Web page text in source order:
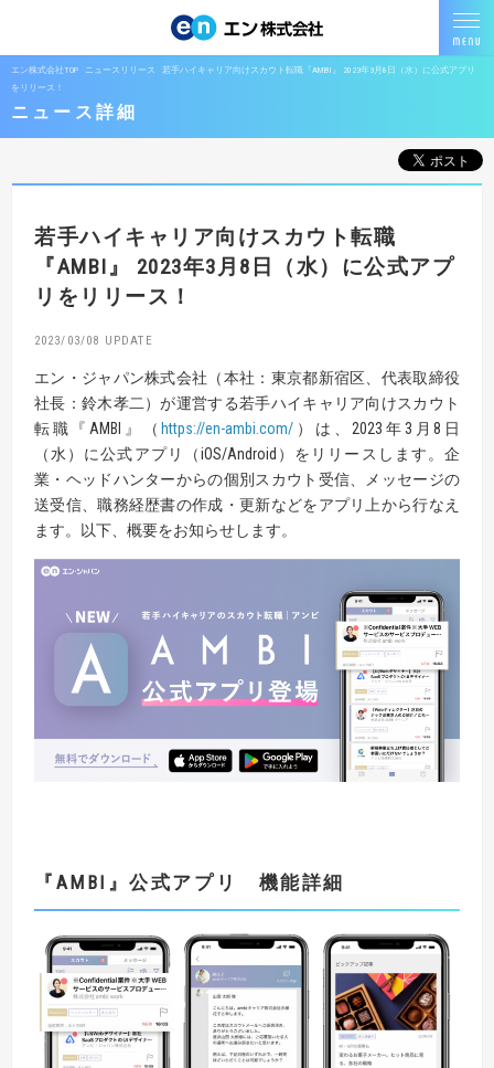
エン株式会社TOP ニュースリリース
若手ハイキャリア向けスカウト転職『AMBI』 2023年3月8日（水）に公式アプリ
をリリース！
ニュース詳細
若手ハイキャリア向けスカウト転職
『AMBI』 2023年3月8日（水）に公式アプ
リをリリース！
2023/03/08
エン・ジャパン株式会社（本社：東京都新宿区、代表取締役
社長：鈴木孝二）が運営する若手ハイキャリア向けスカウト
転職『AMBI』（https://en-ambi.com/ ）は、2023年3月8日
（水）に公式アプリ（iOS/Android）をリリースします。企
業・ヘッドハンターからの個別スカウト受信、メッセージの
送受信、職務経歴書の作成・更新などをアプリ上から行なえ
ます。以下、概要をお知らせします。
『AMBI 』公式アプリ 機能詳細